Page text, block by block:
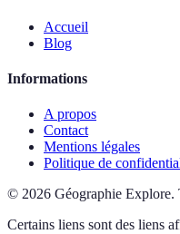
Accueil
Blog
Informations
A propos
Contact
Mentions légales
Politique de
© 2026 Géographie Explore.
Certains liens sont des liens